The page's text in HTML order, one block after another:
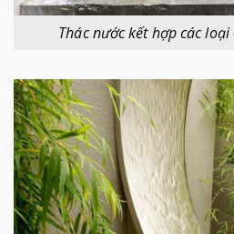
Thác nước kết hợp các